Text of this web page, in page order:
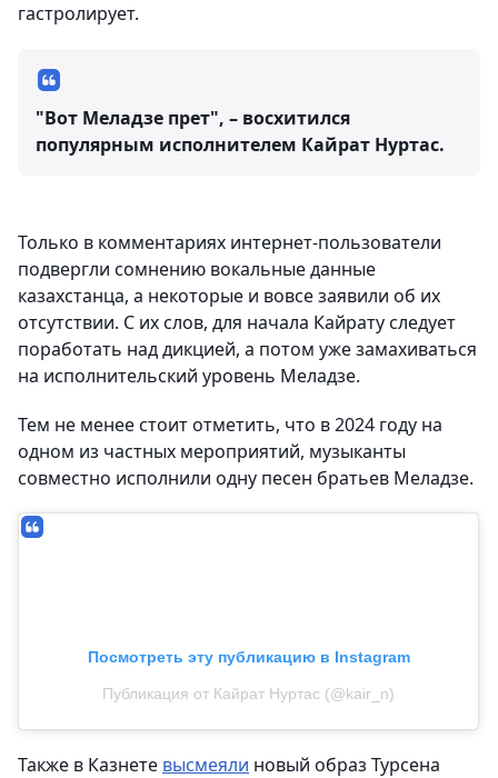
гастролирует.
"Вот Меладзе прет", – восхитился
популярным исполнителем Кайрат Нуртас.
Только в комментариях интернет-пользователи
подвергли сомнению вокальные данные
казахстанца, а некоторые и вовсе заявили об их
отсутствии. С их слов, для начала Кайрату следует
поработать над дикцией, а потом уже замахиваться
на исполнительский уровень Меладзе.
Тем не менее стоит отметить, что в 2024 году на
одном из частных мероприятий, музыканты
совместно исполнили одну песен братьев Меладзе.
Посмотреть эту публикацию в Instagram
Публикация от Кайрат Нуртас (@kair_n)
Также в Казнете высмеяли новый образ Турсена